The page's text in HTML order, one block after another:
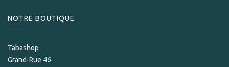
NOTRE BOUTIQUE
Tabashop
Grand-Rue 46